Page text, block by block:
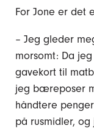
For Jone er det
– Jeg gleder
morsomt: Da
gavekort til
jeg bæreposer
håndtere
på rusmidler, og